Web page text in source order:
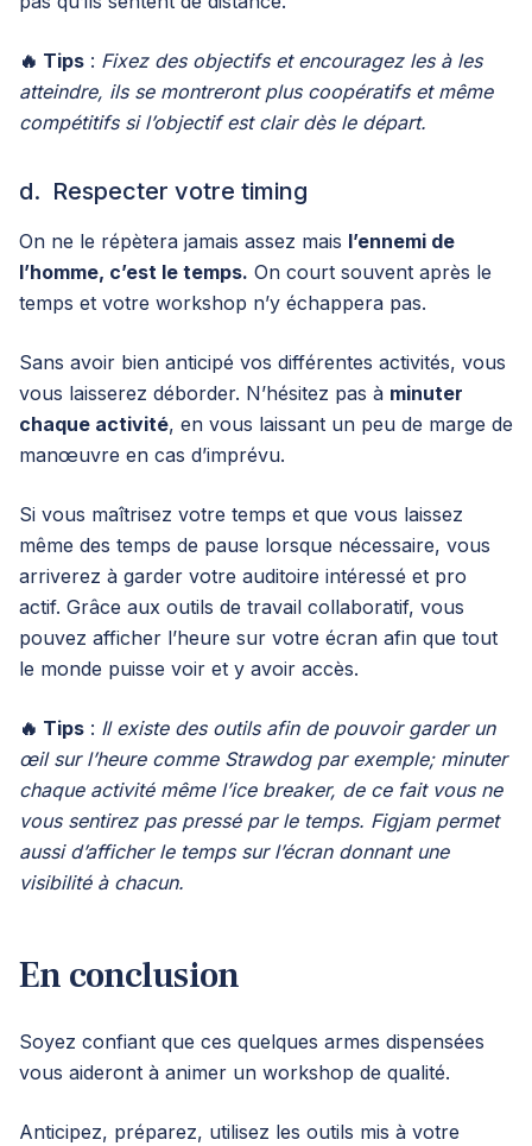
🔥 Tips : Fixez des objectifs et encouragez les à les
atteindre, ils se montreront plus coopératifs et même
compétitifs si l’objectif est clair dès le départ.
d. Respecter votre timing
On ne le répètera jamais assez mais l’ennemi de
l’homme, c’est le temps. On court souvent après le
temps et votre workshop n’y échappera pas.
Sans avoir bien anticipé vos différentes activités, vous
vous laisserez déborder. N’hésitez pas à minuter
chaque activité, en vous laissant un peu de marge de
manœuvre en cas d’imprévu.
Si vous maîtrisez votre temps et que vous laissez
même des temps de pause lorsque nécessaire, vous
arriverez à garder votre auditoire intéressé et pro
actif. Grâce aux outils de travail collaboratif, vous
pouvez afficher l’heure sur votre écran afin que tout
le monde puisse voir et y avoir accès.
🔥 Tips : Il existe des outils afin de pouvoir garder un
œil sur l’heure comme Strawdog par exemple; minuter
chaque activité même l’ice breaker, de ce fait vous ne
vous sentirez pas pressé par le temps. Figjam permet
aussi d’afficher le temps sur l’écran donnant une
visibilité à chacun.
En conclusion
Soyez confiant que ces quelques armes dispensées
vous aideront à animer un workshop de qualité.
Anticipez, préparez, utilisez les outils mis à votre